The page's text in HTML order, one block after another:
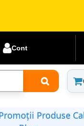
Cont
Produse